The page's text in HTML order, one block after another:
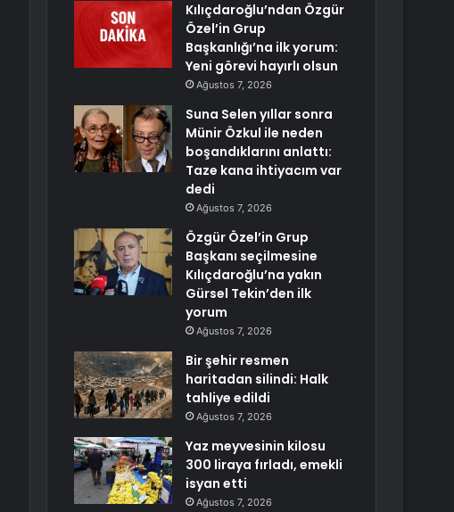
Kılıçdaroğlu’ndan Özgür
Özel’in Grup
Başkanlığı’na ilk yorum:
Yeni görevi hayırlı olsun
Ağustos 7, 2026
Suna Selen yıllar sonra
Münir Özkul ile neden
boşandıklarını anlattı:
Taze kana ihtiyacım var
dedi
Ağustos 7, 2026
Özgür Özel’in Grup
Başkanı seçilmesine
Kılıçdaroğlu’na yakın
Gürsel Tekin’den ilk
yorum
Ağustos 7, 2026
Bir şehir resmen
haritadan silindi: Halk
tahliye edildi
Ağustos 7, 2026
Yaz meyvesinin kilosu
300 liraya fırladı, emekli
isyan etti
Ağustos 7, 2026